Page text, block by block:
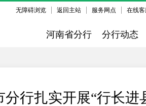
无障碍浏览 返回主站 服务网点 在线客
河南省分行 分行动态
行扎实开展“行长进